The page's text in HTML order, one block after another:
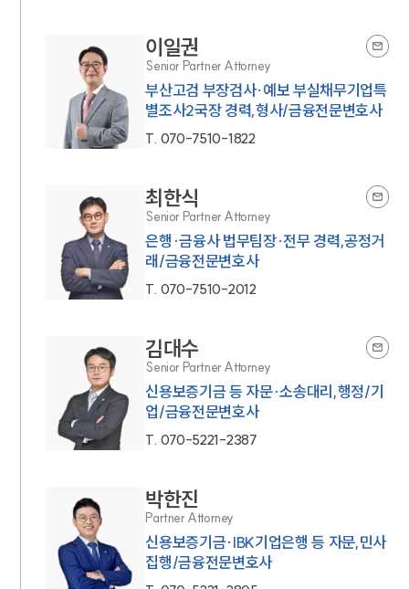
이일권
Senior Partner Attorney
부산고검 부장검사·예보 부실채무기업특
별조사2국장 경력,형사/금융전문변호사
T. 070-7510-1822
최한식
Senior Partner Attorney
은행·금융사 법무팀장·전무 경력,공정거
래/금융전문변호사
T. 070-7510-2012
김대수
Senior Partner Attorney
신용보증기금 등 자문·소송대리,행정/기
업/금융전문변호사
T. 070-5221-2387
박한진
Partner Attorney
신용보증기금·IBK기업은행 등 자문,민사
집행/금융전문변호사